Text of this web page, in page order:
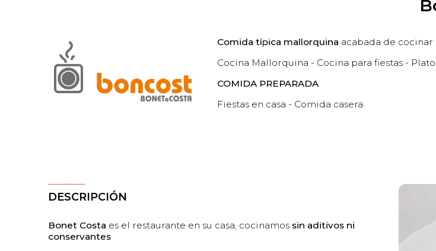
Comida típica mallorquina acabada de cocinar
Cocina Mallorquina - Cocina para fiestas -
COMIDA PREPARADA
Fiestas en casa - Comida casera
DESCRIPCIÓN
Bonet Costa es el restaurante en su casa, cocinamos sin aditivos ni
conservantes